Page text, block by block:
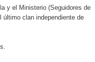
y el Ministerio (Seguidores de
clan independiente de